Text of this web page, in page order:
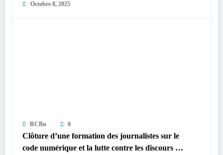
Octobre 8, 2025
RCBu 0
Clôture d’une formation des journalistes sur le
code numérique et la lutte contre les discours de